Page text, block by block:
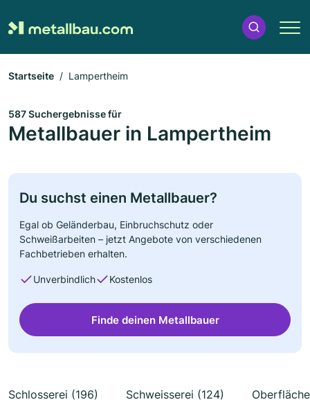
Startseite Lampertheim
587 Suchergebnisse für
Metallbauer in Lampertheim
Du suchst einen Metallbauer?
Egal ob Geländerbau, Einbruchschutz oder
Schweißarbeiten – jetzt Angebote von verschiedenen
Fachbetrieben erhalten.
Unverbindlich Kostenlos
Finde deinen Metallbauer
Schlosserei (196) Schweisserei (124)